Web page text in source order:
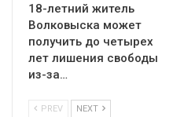
18-летний житель
Волковыска может
получить до четырех
лет лишения свободы
из-за…
PREV NEXT